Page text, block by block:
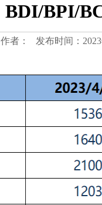
BDI/BPI/
作者： 发布时间：